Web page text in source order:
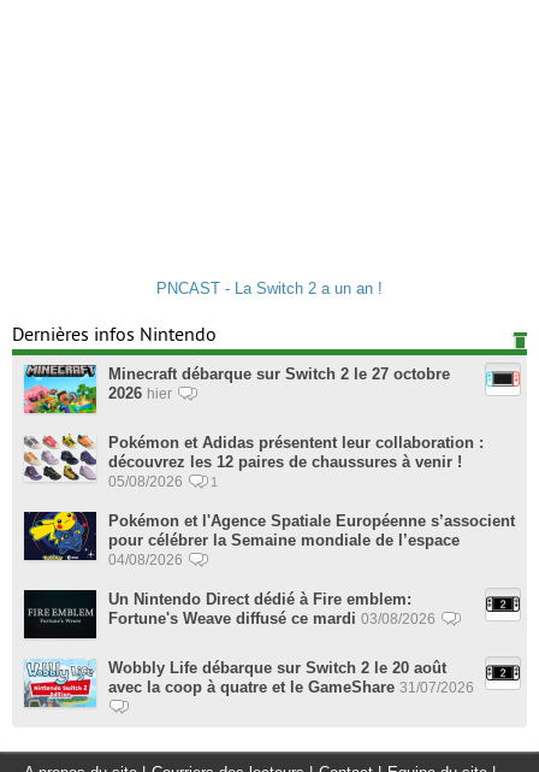
PNCAST - La Switch 2 a un an !
Dernières infos Nintendo
Minecraft débarque sur Switch 2 le 27 octobre
2026 hier
Pokémon et Adidas présentent leur collaboration :
découvrez les 12 paires de chaussures à venir !
05/08/2026 1
Pokémon et l'Agence Spatiale Européenne s’associent
pour célébrer la Semaine mondiale de l’espace
04/08/2026
Un Nintendo Direct dédié à Fire emblem:
Fortune's Weave diffusé ce mardi 03/08/2026
Wobbly Life débarque sur Switch 2 le 20 août
avec la coop à quatre et le GameShare 31/07/2026